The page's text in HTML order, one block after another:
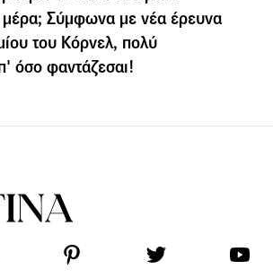
μέρα; Σύμφωνα με νέα έρευνα
του Κόρνελ, πολύ
όσο φαντάζεσαι!